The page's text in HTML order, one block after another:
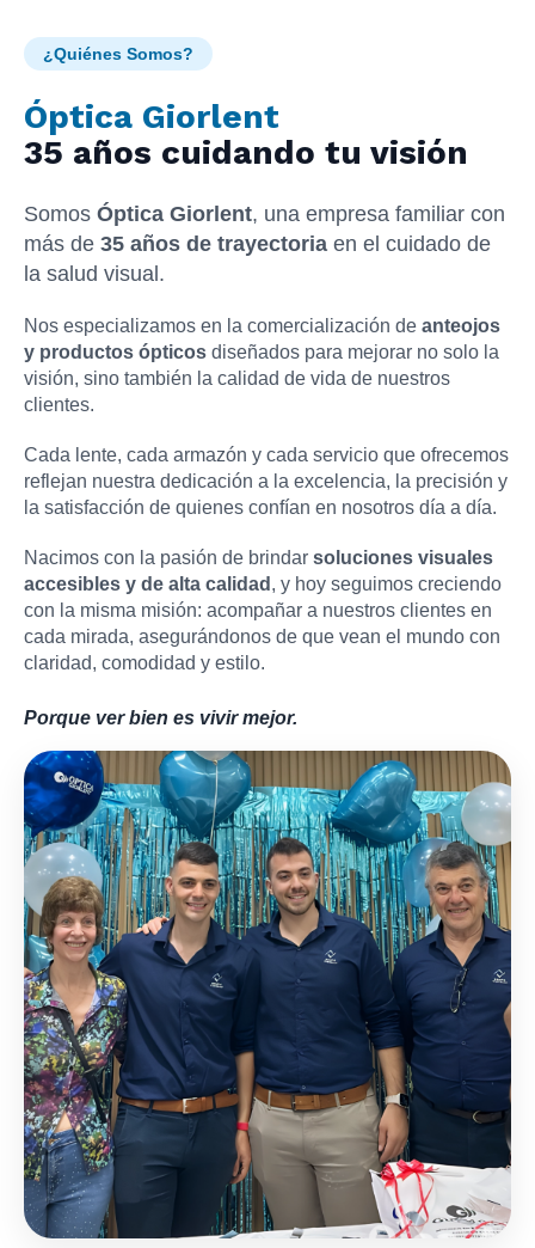
¿Quiénes Somos?
Óptica Giorlent
35 años cuidando tu visión
Somos Óptica Giorlent, una empresa familiar con
más de 35 años de trayectoria en el cuidado de
la salud visual.
Nos especializamos en la comercialización de anteojos
y productos ópticos diseñados para mejorar no solo la
visión, sino también la calidad de vida de nuestros
clientes.
Cada lente, cada armazón y cada servicio que ofrecemos
reflejan nuestra dedicación a la excelencia, la precisión y
la satisfacción de quienes confían en nosotros día a día.
Nacimos con la pasión de brindar soluciones visuales
accesibles y de alta calidad , y hoy seguimos creciendo
con la misma misión: acompañar a nuestros clientes en
cada mirada, asegurándonos de que vean el mundo con
claridad, comodidad y estilo.
Porque ver bien es vivir mejor.